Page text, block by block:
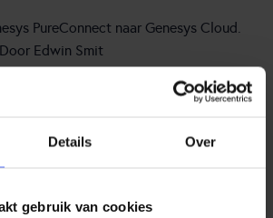
Details Over
gebruik van cookies
PureConnect naar Genesys Cloud.
Edwin Smit
de technische editie over de
– de technische editie